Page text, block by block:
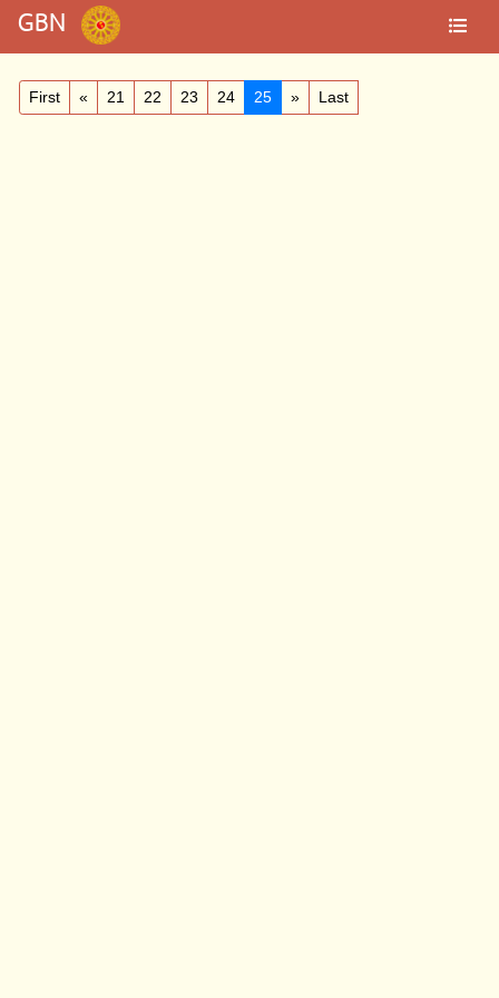
GBN
First « 21 22 23 24 25 » Last